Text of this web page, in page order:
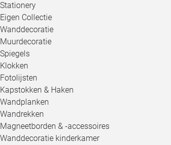
Stationery
Eigen Collectie
Wanddecoratie
Muurdecoratie
Spiegels
Klokken
Fotolijsten
Kapstokken & Haken
Wandplanken
Wandrekken
Magneetborden & -accessoires
Wanddecoratie kinderkamer